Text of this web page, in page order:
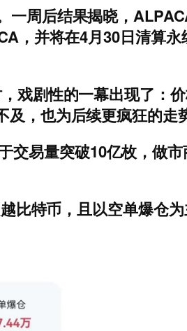
一周后结果揭晓，
，并将在4月30日清算
戏剧性的一幕出现了：
，也为后续更疯狂的走
交易量突破10亿枚，做
比特币，且以空单爆仓